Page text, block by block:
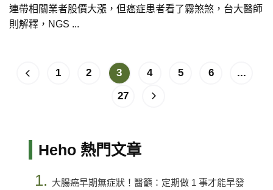
連帶相關業者股價大漲，但癌症患者看了霧煞煞，台大醫師
則解釋，NGS ...
1 2 3 4 5 6
...
27
Heho 熱門文章
1. 大腸癌早期無症狀！醫籲：定期做 1 事才能早發